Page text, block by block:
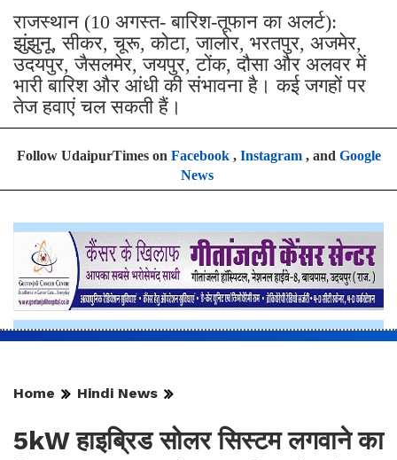
राजस्थान (10 अगस्त- बारिश-तूफान का अलर्ट):
झुंझुनू, सीकर, चूरू, कोटा, जालोर, भरतपुर, अजमेर,
उदयपुर, जैसलमेर, जयपुर, टोंक, दौसा और अलवर में
भारी बारिश और आंधी की संभावना है। कई जगहों पर
तेज हवाएं चल सकती हैं।
Follow UdaipurTimes on Facebook, Instagram, and Google
News
Home Hindi News
5kW हाइब्रिड सोलर सिस्टम लगवाने का